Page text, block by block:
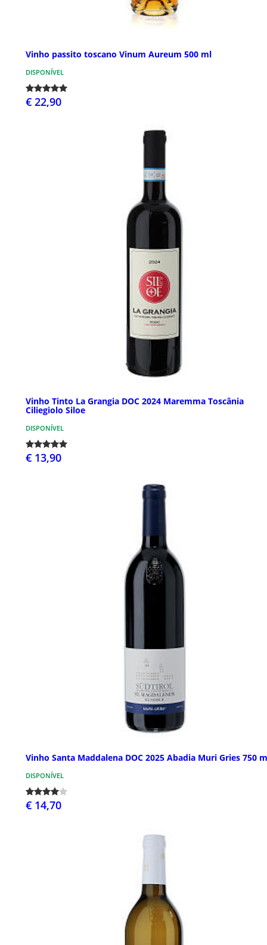
Vinho passito toscano Vinum Aureum 500 ml
DISPONÍVEL
€ 22,90
Vinho Tinto La Grangia DOC 2024 Maremma Toscânia
Ciliegiolo Siloe
DISPONÍVEL
€ 13,90
Vinho Santa Maddalena DOC 2025 Abadia Muri Gries 750
DISPONÍVEL
€ 14,70